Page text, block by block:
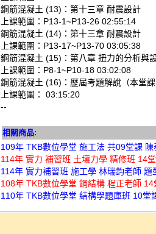
鋼筋混凝土 (13)：第十三章 耐震設計
上課範圍：P13-1~P13-26 02:55:14
鋼筋混凝土 (14)：第十三章 耐震設計
上課範圍：P13-17~P13-70 03:05:38
鋼筋混凝土 (15)：第八章 扭力的分析與
上課範圍：P8-1~P10-18 03:02:08
鋼筋混凝土 (16)：歷屆考題解說（本堂課
上課範圍： 03:15:20
--
相關商品:
109年 TKB數位學堂 施工法 共09堂課
114年 實力 補習班 土壤力學 精修班 14
114年 實力補習班 施工學 林瑞鈞老師
108年 TKB數位學堂 鋼結構 程正老師
110年 TKB數位學堂 結構學題庫班 10堂